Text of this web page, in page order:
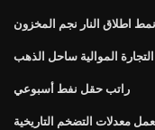
نمط اطلاق النار نجم المخزون
التجارة الموالية ساحل الذهب
راتب حقل نفط أسبوعي
معدلات التضخم التاريخية